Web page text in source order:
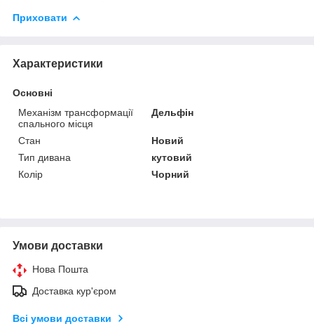
Приховати
Характеристики
Основні
Механізм трансформації
спального місця
Дельфін
Стан
Новий
Тип дивана
кутовий
Колір
Чорний
Умови доставки
Нова Пошта
Доставка кур'єром
Всі умови доставки